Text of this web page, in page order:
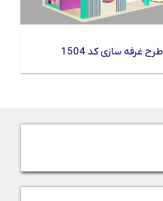
طرح غرفه سازی کد 1504